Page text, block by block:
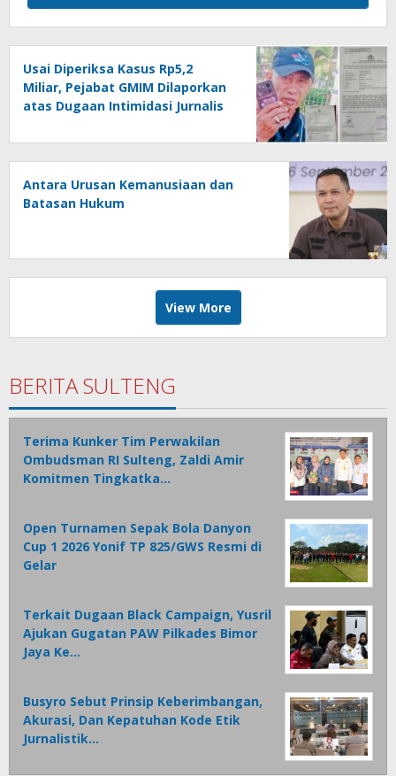
Usai Diperiksa Kasus Rp5,2
Miliar, Pejabat GMIM Dilaporkan
atas Dugaan Intimidasi Jurnalis
Antara Urusan Kemanusiaan dan
Batasan Hukum
View More
BERITA SULTENG
Terima Kunker Tim Perwakilan
Ombudsman RI Sulteng, Zaldi Amir
Komitmen Tingkatka…
Open Turnamen Sepak Bola Danyon
Cup 1 2026 Yonif TP 825/GWS Resmi di
Gelar
Terkait Dugaan Black Campaign, Yusril
Ajukan Gugatan PAW Pilkades Bimor
Jaya Ke…
Busyro Sebut Prinsip Keberimbangan,
Akurasi, Dan Kepatuhan Kode Etik
Jurnalistik…